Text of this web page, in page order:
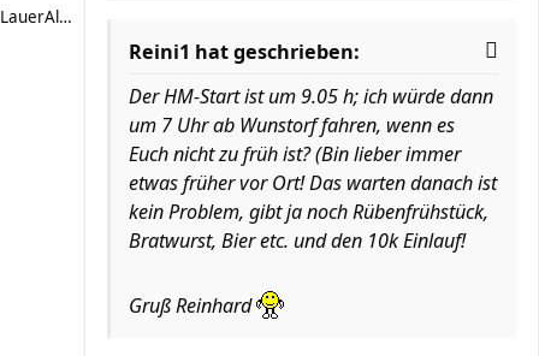
LauerAlexander
Reini1 hat geschrieben:
Der HM-Start ist um 9.05 h; ich würde dann
um 7 Uhr ab Wunstorf fahren, wenn es
Euch nicht zu früh ist? (Bin lieber immer
etwas früher vor Ort! Das warten danach ist
kein Problem, gibt ja noch Rübenfrühstück,
Bratwurst, Bier etc. und den 10k Einlauf!
Gruß Reinhard